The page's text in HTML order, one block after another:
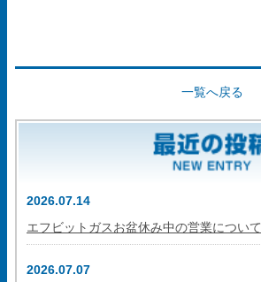
一覧へ戻る
2026.07.14
エフビットガスお盆休み中の営業について
2026.07.07